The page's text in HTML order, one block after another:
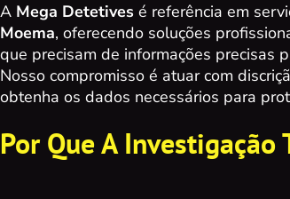
A Mega Detetives é referência em
Moema, oferecendo soluções
que precisam de informações precisas
Nosso compromisso é atuar com
obtenha os dados necessários para
Por Que A